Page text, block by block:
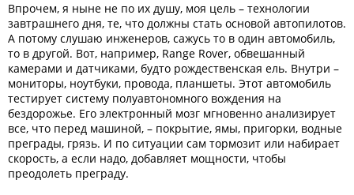
Впрочем, я ныне не по их душу, моя цель – технологии
завтрашнего дня, те, что должны стать основой автопилотов.
А потому слушаю инженеров, сажусь то в один автомобиль,
то в другой. Вот, например, Range Rover, обвешанный
камерами и датчиками, будто рождественская ель. Внутри –
мониторы, ноутбуки, провода, планшеты. Этот автомобиль
тестирует систему полуавтономного вождения на
бездорожье. Его электронный мозг мгновенно анализирует
все, что перед машиной, – покрытие, ямы, пригорки, водные
преграды, грязь. И по ситуации сам тормозит или набирает
скорость, а если надо, добавляет мощности, чтобы
преодолеть преграду.